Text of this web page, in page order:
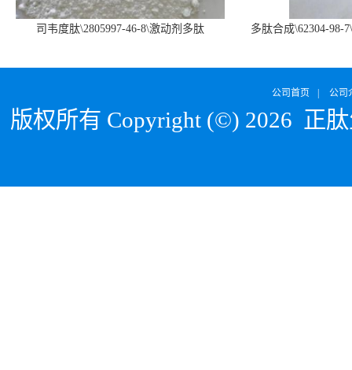
司韦度肽\2805997-46-8\激动剂多肽
多肽合成\62304-98-
公司首页 公司
版权所有 Copyright (©) 2026 正